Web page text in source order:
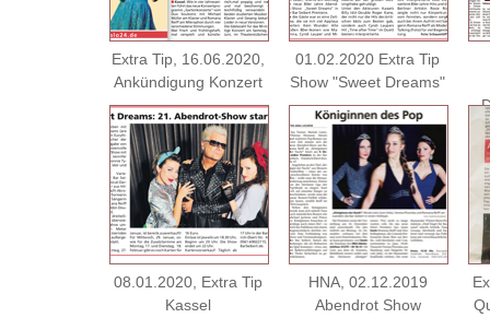
Extra Tip, 16.06.2020,
Ankündigung Konzert
01.02.2020 Extra Tip
Show "Sweet Dreams"
08.01.2020, Extra Tip
Kassel
HNA, 02.12.2019
Abendrot Show